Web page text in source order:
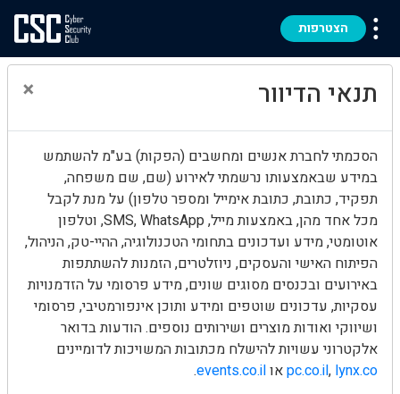
הצטרפות
תנאי הדיוור ×
הסכמתי לחברת אנשים ומחשבים (הפקות) בע"מ להשתמש
במידע שבאמצעותו נרשמתי לאירוע (שם, שם משפחה,
תפקיד, כתובת, כתובת אימייל ומספר טלפון) על מנת לקבל
מכל אחד מהן, באמצעות מייל, SMS, WhatsApp, וטלפון
אוטומטי, מידע ועדכונים בתחומי הטכנולוגיה, ההיי-טק, הניהול,
הפיתוח האישי והעסקים, ניוזלטרים, הזמנות להשתתפות
באירועים ובכנסים מסוגים שונים, מידע פרסומי על הזדמנויות
עסקיות, עדכונים שוטפים ומידע ותוכן אינפורמטיבי, פרסומי
ושיווקי ואודות מוצרים ושירותים נוספים. הודעות בדואר
אלקטרוני עשויות להישלח מכתובות המשויכות לדומיינים
pc.co.il, lynx.co אוevents.co.il
.